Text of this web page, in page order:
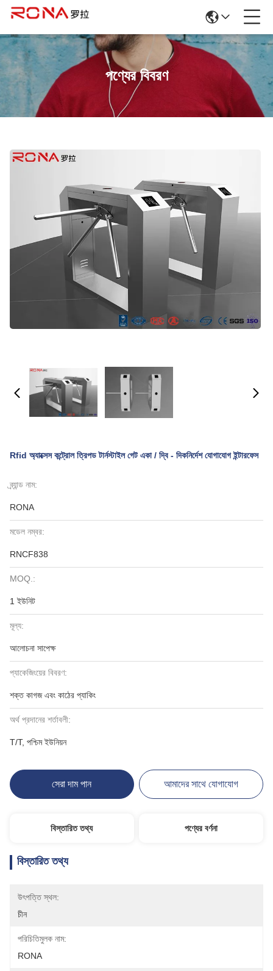
পণ্যের বিবরণ
Rfid অ্যাক্সেস কন্ট্রোল ত্রিপড টার্নস্টাইল গেট একা / দ্বি - দিকনির্দেশ যোগাযোগ ইন্টারফেস
ব্র্যান্ড নাম:
RONA
মডেল নম্বর:
RNCF838
MOQ.:
1 ইউনিট
মূল্য:
আলোচনা সাপেক্ষ
প্যাকেজিংয়ের বিবরণ:
শক্ত কাগজ এবং কাঠের প্যাকিং
অর্থ প্রদানের শর্তাবলী:
T/T, পশ্চিম ইউনিয়ন
সেরা দাম পান আমাদের সাথে যোগাযোগ
বিস্তারিত তথ্য পণ্যের বর্ণনা
বিস্তারিত তথ্য
উৎপত্তি স্থল:
চীন
পরিচিতিমুলক নাম:
RONA